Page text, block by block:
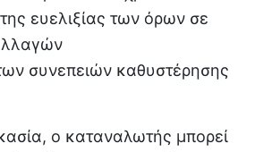
ευελιξίας των όρων σε
συνεπειών καθυστέρησης
ο καταναλωτής μπορεί